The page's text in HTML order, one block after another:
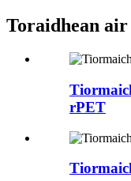
Toraidhean
rPET